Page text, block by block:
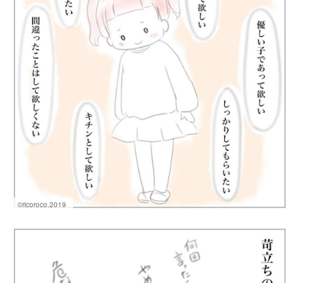
©ricoroco.2019